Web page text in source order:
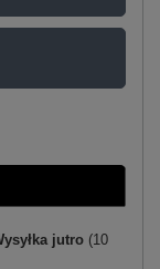
jutro (10